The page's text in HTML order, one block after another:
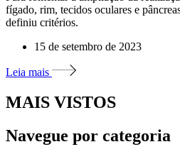
fígado, rim, tecidos oculares e
definiu critérios.
15 de setembro de 2023
Leia mais
MAIS VISTOS
Navegue por categoria